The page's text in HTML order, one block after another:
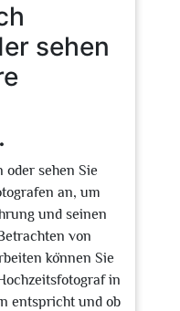
sehen
oder sehen Sie
an, um
und seinen
von
können Sie
in
entspricht und ob